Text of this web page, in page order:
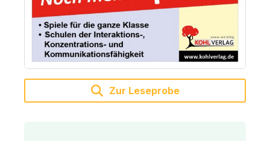
Zur Leseprobe